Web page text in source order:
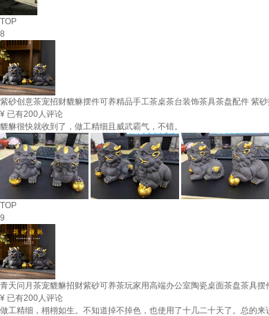
TOP
8
紫砂创意茶宠招财貔貅摆件可养精品手工茶桌茶台装饰茶具茶盘配件 紫砂
¥ 已有200人评论
貔貅很快就收到了，做工精细且威武霸气，不错。
TOP
9
青天问月茶宠貔貅招财紫砂可养茶玩家用高端办公室陶瓷桌面茶盘茶具摆
¥ 已有200人评论
做工精细，栩栩如生。不知道掉不掉色，也使用了十几二十天了。总的